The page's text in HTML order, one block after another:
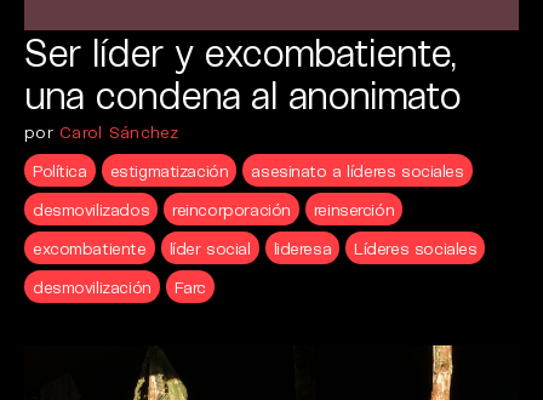
Ser líder y excombatiente,
una condena al anonimato
por Carol Sánchez
Política
estigmatización
asesinato a líderes sociales
desmovilizados
reincorporación
reinserción
excombatiente
líder social lideresa
Líderes sociales
desmovilización
Farc